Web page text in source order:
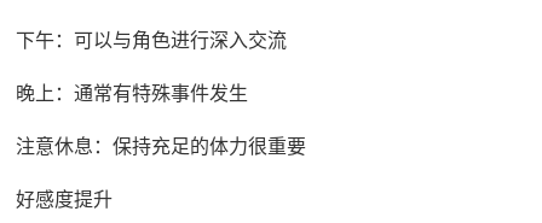
下午：可以与角色进行深入交流
晚上：通常有特殊事件发生
注意休息：保持充足的体力很重要
好感度提升